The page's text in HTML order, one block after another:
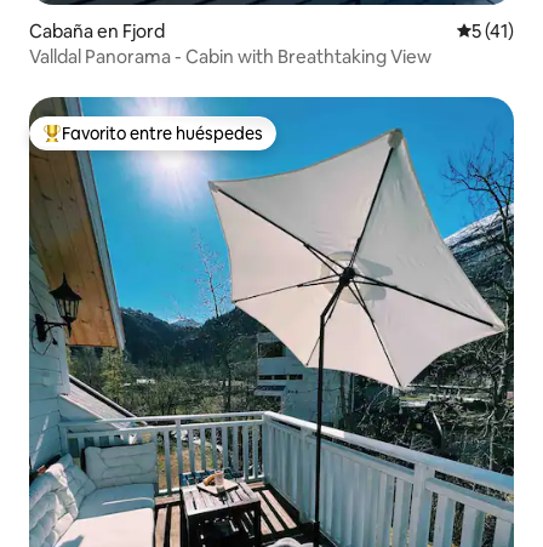
Cabaña en Fjord
5 (41)
Valldal Panorama - Cabin with Breathtaking View
Favorito entre huéspedes preferido
Favorito entre huéspedes